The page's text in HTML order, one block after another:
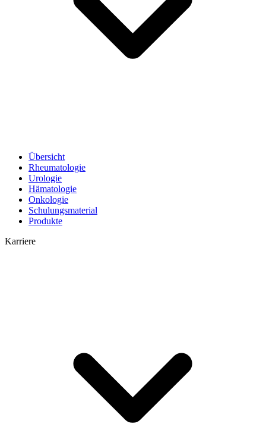
Übersicht
Rheumatologie
Urologie
Hämatologie
Onkologie
Schulungsmaterial
Produkte
Karriere